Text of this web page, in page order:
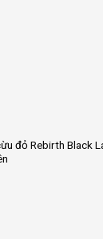
đỏ Rebirth Black